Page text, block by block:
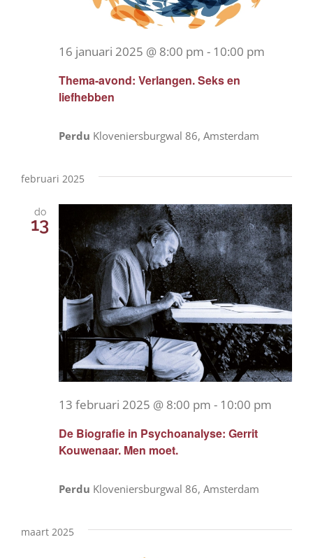
Thema-avond: Verlangen. Seks en
liefhebben
16 januari 2025 @ 8:00 pm - 10:00 pm
Perdu Kloveniersburgwal 86, Amsterdam
februari 2025
do
13
De Biografie in Psychoanalyse: Gerrit
Kouwenaar. Men moet.
13 februari 2025 @ 8:00 pm - 10:00 pm
Perdu Kloveniersburgwal 86, Amsterdam
maart 2025